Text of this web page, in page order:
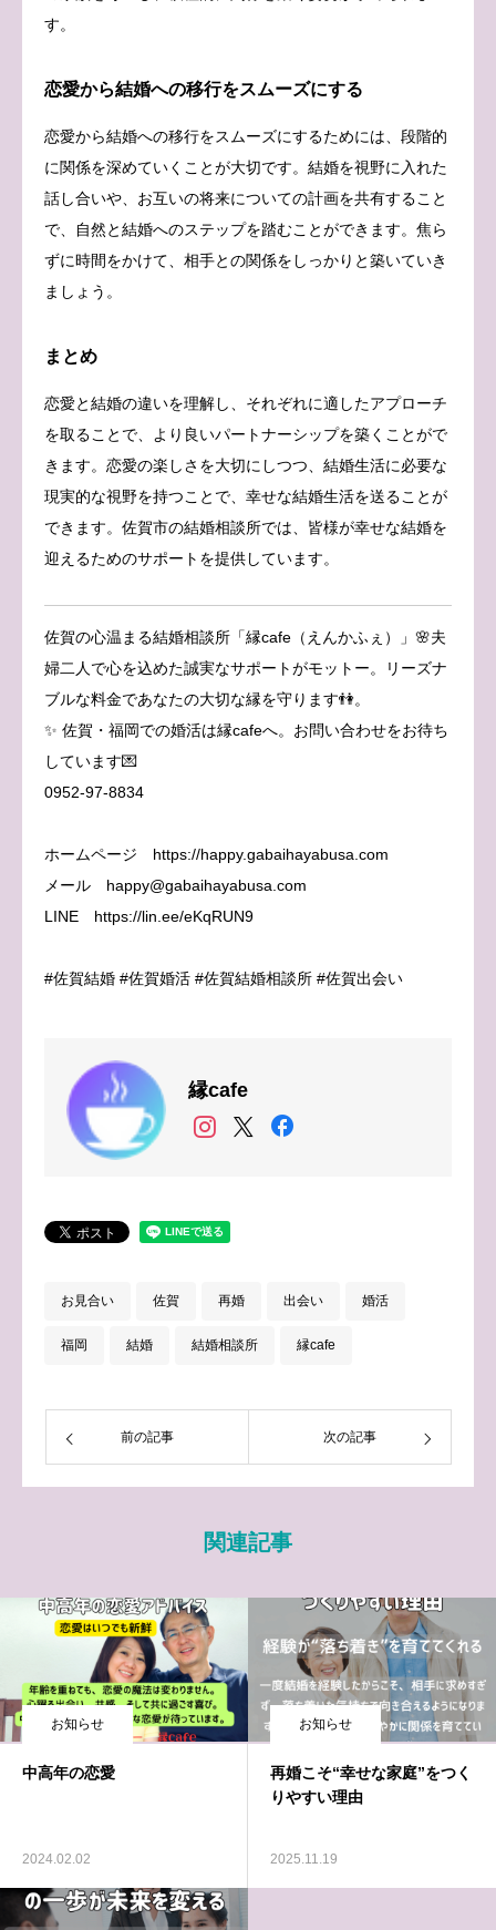
す。
恋愛から結婚への移行をスムーズにする
恋愛から結婚への移行をスムーズにするためには、段階的
に関係を深めていくことが大切です。結婚を視野に入れた
話し合いや、お互いの将来についての計画を共有すること
で、自然と結婚へのステップを踏むことができます。焦ら
ずに時間をかけて、相手との関係をしっかりと築いていき
ましょう。
まとめ
恋愛と結婚の違いを理解し、それぞれに適したアプローチ
を取ることで、より良いパートナーシップを築くことがで
きます。恋愛の楽しさを大切にしつつ、結婚生活に必要な
現実的な視野を持つことで、幸せな結婚生活を送ることが
できます。佐賀市の結婚相談所では、皆様が幸せな結婚を
迎えるためのサポートを提供しています。
佐賀の心温まる結婚相談所「縁cafe（えんかふぇ）」🌸夫
婦二人で心を込めた誠実なサポートがモットー。リーズナ
ブルな料金であなたの大切な縁を守ります👫。
✨ 佐賀・福岡での婚活は縁cafeへ。お問い合わせをお待ち
しています💌
0952-97-8834
ホームページ https://happy.gabaihayabusa.com
メール happy@gabaihayabusa.com
LINE https://lin.ee/eKqRUN9
#佐賀結婚 #佐賀婚活 #佐賀結婚相談所 #佐賀出会い
縁cafe
お見合い 佐賀 再婚 出会い 婚活
福岡 結婚 結婚相談所 縁cafe
前の記事 次の記事
関連記事
お知らせ
中高年の恋愛
2024.02.02
お知らせ
再婚こそ“幸せな家庭”をつく
りやすい理由
2025.11.19